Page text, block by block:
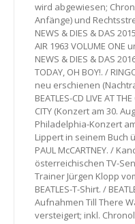
wird abgewiesen;
Anfänge) und
NEWS & DIES & DAS
AIR 1963 VOLUME ONE
NEWS & DIES & DAS
TODAY, OH BOY!. /
neu erschienen
BEATLES-CD LIVE AT
CITY (Konzert am 30.
Philadelphia-Konzert
Lippert in seinem Buch
PAUL McCARTNEY. /
österreichischen TV-
Trainer Jürgen Klopp
BEATLES-T-Shirt. /
Aufnahmen Till There
versteigert; inkl.